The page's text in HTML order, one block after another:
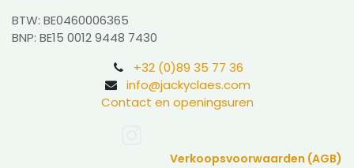
BTW: BE0460006365
BNP: BE15 0012 9448 7430
+32 (0)89 35 77 36
info@jackyclaes.com
Contact en openingsuren
Verkoopsvoorwaarden (AGB)